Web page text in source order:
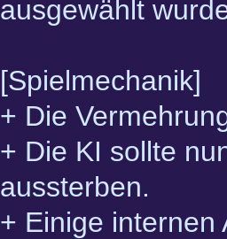
ausgewählt
[Spielmechanik]
+ Die
+ Die KI sollte
aussterben.
+ Einige internen